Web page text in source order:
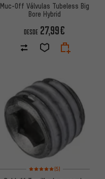
Muc-Off Válvulas Tubeless Big
Bore Hybrid
DESDE 27,99€
Valoración media: 5 de 5
(5)